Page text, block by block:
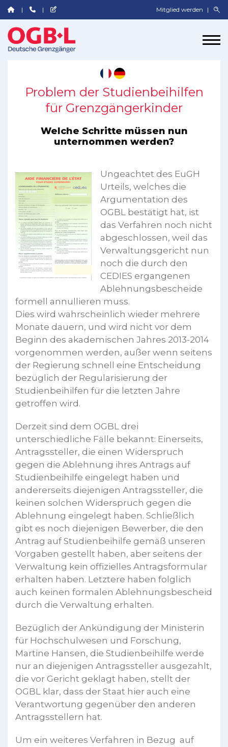
Mitglied werden
Problem der Studienbeihilfen
für Grenzgängerkinder
Welche Schritte müssen nun
unternommen werden?
Ungeachtet des EuGH
Urteils, welches die
Argumentation des
OGBL bestätigt hat, ist
das Verfahren noch nicht
abgeschlossen, weil das
Verwaltungsgericht nun
noch die durch den
CEDIES ergangenen
Ablehnungsbescheide
formell annullieren muss.
Dies wird wahrscheinlich wieder mehrere
Monate dauern, und wird nicht vor dem
Beginn des akademischen Jahres 2013-2014
vorgenommen werden, außer wenn seitens
der Regierung schnell eine Entscheidung
bezüglich der Regularisierung der
Studienbeihilfen für die letzten Jahre
getroffen wird.
Derzeit sind dem OGBL drei
unterschiedliche Fälle bekannt: Einerseits,
Antragssteller, die einen Widerspruch
gegen die Ablehnung ihres Antrags auf
Studienbeihilfe eingelegt haben und
andererseits diejenigen Antragssteller, die
keinen solchen Widerspruch gegen die
Ablehnung eingelegt haben. Schließlich
gibt es noch diejenigen Bewerber, die den
Antrag auf Studienbeihilfe gemäß unseren
Vorgaben gestellt haben, aber seitens der
Verwaltung kein offizielles Antragsformular
erhalten haben. Letztere haben folglich
auch keinen formalen Ablehnungsbescheid
durch die Verwaltung erhalten.
Bezüglich der Ankündigung der Ministerin
für Hochschulwesen und Forschung,
Martine Hansen, die Studienbeihilfe werde
nur an diejenigen Antragssteller ausgezahlt,
die vor Gericht geklagt haben, stellt der
OGBL klar, dass der Staat hier auch eine
Verantwortung gegenüber den anderen
Antragsstellern hat.
Um ein weiteres Verfahren in Bezug auf